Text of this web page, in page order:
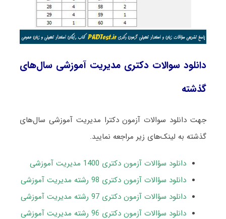
دانلود سوالات دکتری مدیریت آموزشی سال‌های
گذشته
جهت دانلود سوالات آزمون دکترا مدیریت آموزشی سال‌های
گذشته به لینک‌های زیر مراجعه نمایید.
دانلود سؤالات آزمون دکتری 1400 مدیریت آموزشی
دانلود سؤالات آزمون دکتری 98 رشته مدیریت آموزشی
دانلود سؤالات آزمون دکتری 97 رشته مدیریت آموزشی
دانلود سؤالات آزمون دکتری 96 رشته مدیریت آموزشی